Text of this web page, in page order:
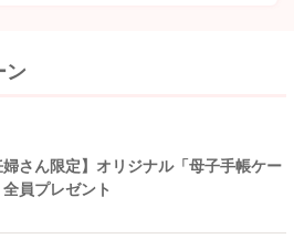
ン
婦さん限定】オリジナル「母子手帳ケー
員プレゼント